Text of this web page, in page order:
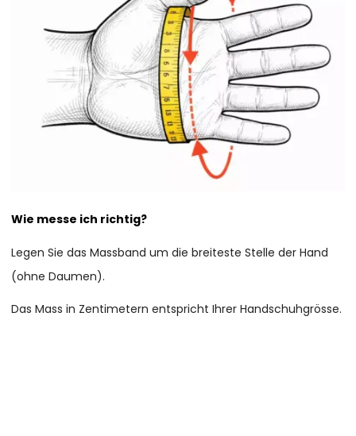
Wie messe ich richtig?
Legen Sie das Massband um die breiteste Stelle der Hand
(ohne Daumen).
Das Mass in Zentimetern entspricht Ihrer Handschuhgrösse.